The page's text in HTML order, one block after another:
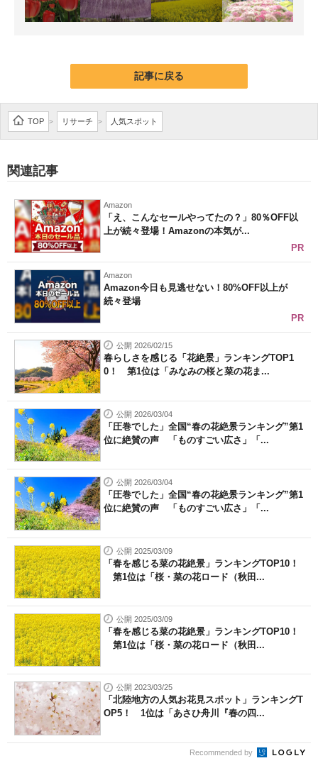
記事に戻る
TOP > リサーチ > 人気スポット
関連記事
Amazon
「え、こんなセールやってたの？」80％OFF以
上が続々登場！Amazonの本気が...
PR
Amazon
Amazon今日も見逃せない！80%OFF以上が
続々登場
PR
公開 2026/02/15
春らしさを感じる「花絶景」ランキングTOP1
0！ 第1位は「みなみの桜と菜の花ま...
公開 2026/03/04
「圧巻でした」全国“春の花絶景ランキング”第1
位に絶賛の声 「ものすごい広さ」「...
公開 2026/03/04
「圧巻でした」全国“春の花絶景ランキング”第1
位に絶賛の声 「ものすごい広さ」「...
公開 2025/03/09
「春を感じる菜の花絶景」ランキングTOP10！
第1位は「桜・菜の花ロード（秋田...
公開 2025/03/09
「春を感じる菜の花絶景」ランキングTOP10！
第1位は「桜・菜の花ロード（秋田...
公開 2023/03/25
「北陸地方の人気お花見スポット」ランキングT
OP5！ 1位は「あさひ舟川『春の四...
Recommended by